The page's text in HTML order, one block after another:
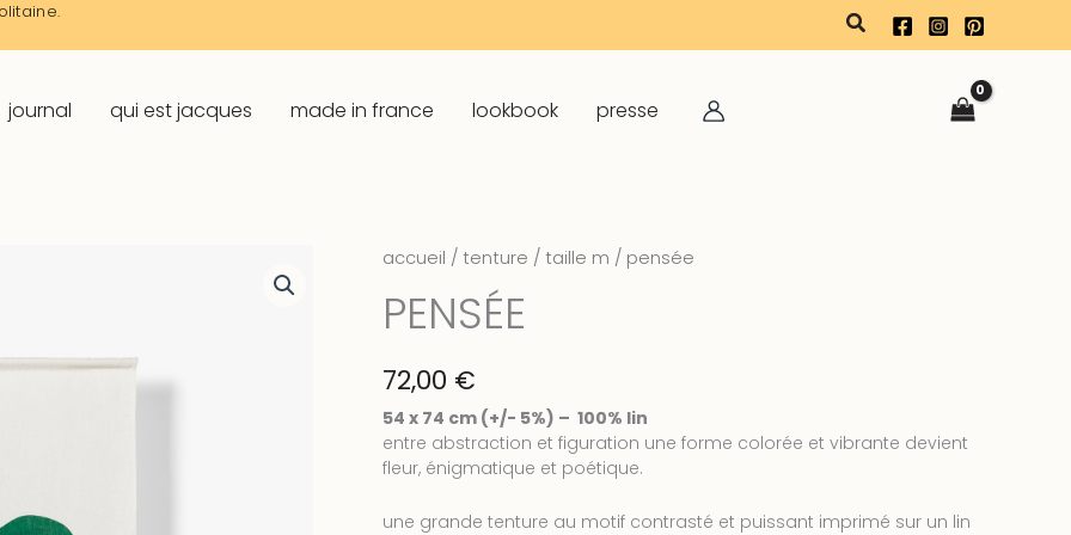
rechercher
journal qui est jacques made in france lookbook presse
accueil / tenture / taille m / pensée
PENSÉE
72,00 €
54 x 74 cm (+/- 5%) – 100% lin
entre abstraction et figuration une forme colorée et vibrante devient
fleur, énigmatique et poétique.
une grande tenture au motif contrasté et puissant imprimé sur un lin